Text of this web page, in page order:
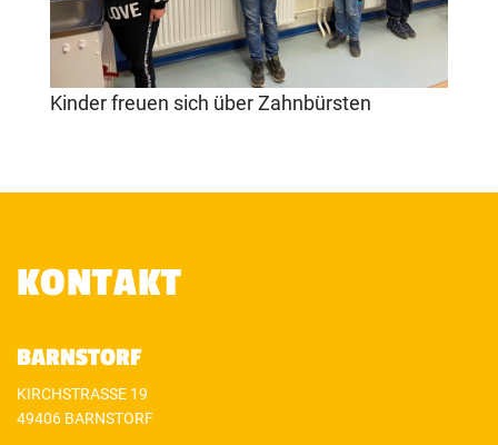
Kinder freuen sich über Zahnbürsten
KONTAKT
BARNSTORF
KIRCHSTRASSE 19
49406 BARNSTORF